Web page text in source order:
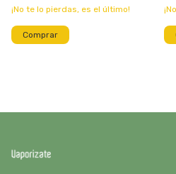
¡No te lo pierdas, es el último!